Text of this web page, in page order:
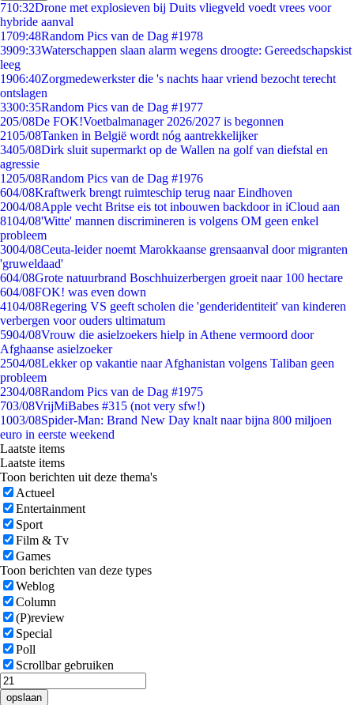
710:32Drone met explosieven bij Duits vliegveld voedt vrees voor
hybride aanval
1709:48Random Pics van de Dag #1978
3909:33Waterschappen slaan alarm wegens droogte: Gereedschapskist
leeg
1906:40Zorgmedewerkster die 's nachts haar vriend bezocht terecht
ontslagen
3300:35Random Pics van de Dag #1977
205/08De FOK!Voetbalmanager 2026/2027 is begonnen
2105/08Tanken in België wordt nóg aantrekkelijker
3405/08Dirk sluit supermarkt op de Wallen na golf van diefstal en
agressie
1205/08Random Pics van de Dag #1976
604/08Kraftwerk brengt ruimteschip terug naar Eindhoven
2004/08Apple vecht Britse eis tot inbouwen backdoor in iCloud aan
8104/08'Witte' mannen discrimineren is volgens OM geen enkel
probleem
3004/08Ceuta-leider noemt Marokkaanse grensaanval door migranten
'gruweldaad'
604/08Grote natuurbrand Boschhuizerbergen groeit naar 100 hectare
604/08FOK! was even down
4104/08Regering VS geeft scholen die 'genderidentiteit' van kinderen
verbergen voor ouders ultimatum
5904/08Vrouw die asielzoekers hielp in Athene vermoord door
Afghaanse asielzoeker
2504/08Lekker op vakantie naar Afghanistan volgens Taliban geen
probleem
2304/08Random Pics van de Dag #1975
703/08VrijMiBabes #315 (not very sfw!)
1003/08Spider-Man: Brand New Day knalt naar bijna 800 miljoen
euro in eerste weekend
Laatste items
Laatste items
Toon berichten uit deze thema's
Actueel
Entertainment
Sport
Film & Tv
Games
Toon berichten van deze types
Weblog
Column
(P)review
Special
Poll
Scrollbar gebruiken
opslaan